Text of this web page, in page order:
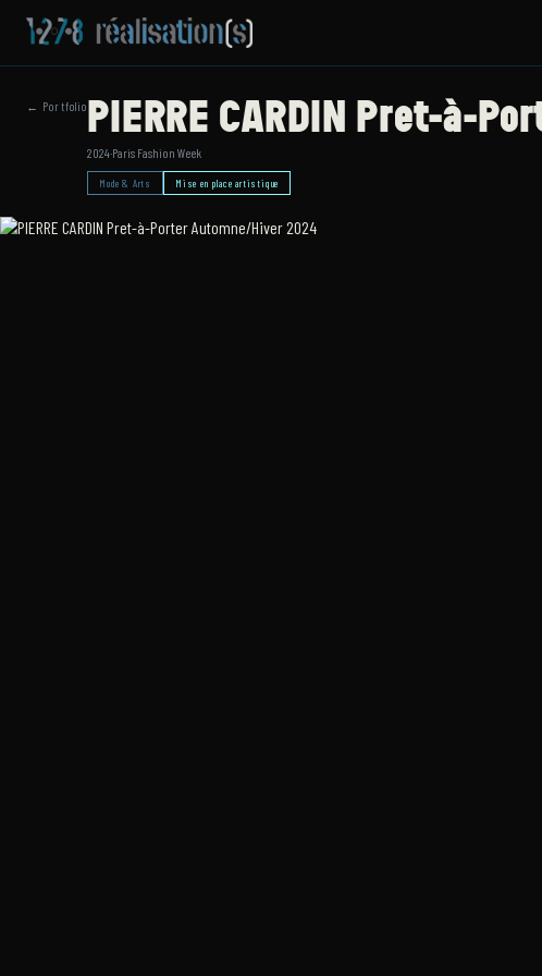
← PortfolioPIERRE CARDIN Pret-à-
2024·Paris Fashion Week
Mode & Arts Mise en place artistique